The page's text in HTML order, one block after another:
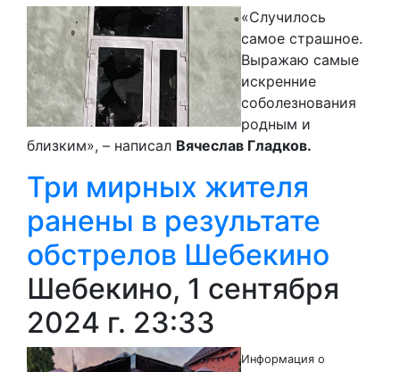
«Случилось
самое страшное.
Выражаю самые
искренние
соболезнования
родным и
близким», – написал Вячеслав Гладков.
Три мирных жителя
ранены в результате
обстрелов Шебекино
Шебекино, 1 сентября
2024 г. 23:33
Информация о